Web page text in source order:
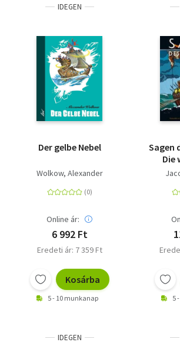
IDEGEN
Der gelbe Nebel
Wolkow, Alexander
Online ár:
6 992 Ft
Eredeti ár: 7 359 Ft
Kosárba
5 - 10 munkanap
Sagen
Die
5
IDEGEN